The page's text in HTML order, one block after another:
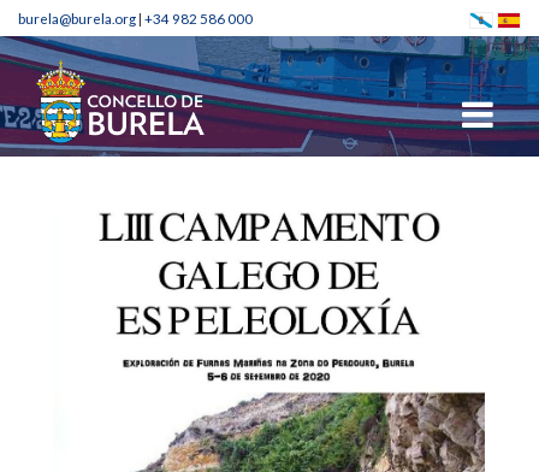
burela@burela.org| +34 982 586 000